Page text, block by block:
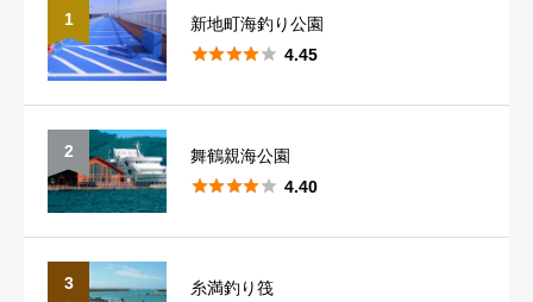
星の数をお選びください  
クチコミのタイトル 必須
必須
長崎
大分
宮崎
1
新地町海釣り公園
 4.45
2
舞鶴親海公園
 4.40
3
糸満釣り筏